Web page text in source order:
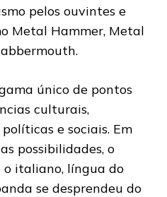
pelos ouvintes e
Metal Hammer, Metal
único de pontos
culturais,
e sociais. Em
possibilidades, o
o italiano, língua do
se desprendeu do